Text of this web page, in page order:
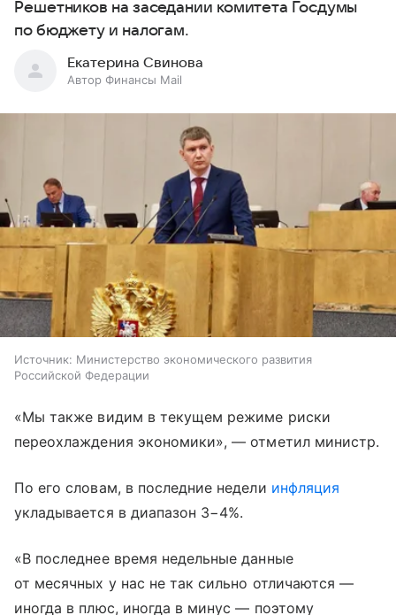
Решетников на заседании комитета Госдумы
по бюджету и налогам.
Екатерина Свинова
Автор Финансы Mail
Источник: Министерство экономического развития
Российской Федерации
«Мы также видим в текущем режиме риски
переохлаждения экономики», — отметил министр.
По его словам, в последние недели инфляция
укладывается в диапазон 3−4%.
«В последнее время недельные данные
от месячных у нас не так сильно отличаются —
иногда в плюс, иногда в минус — поэтому